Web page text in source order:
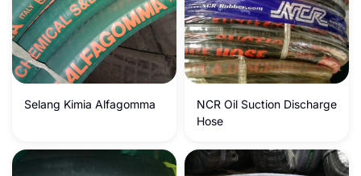
Selang Kimia Alfagomma
NCR Oil Suction Discharge
Hose